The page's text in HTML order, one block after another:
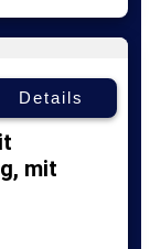
Details
mit